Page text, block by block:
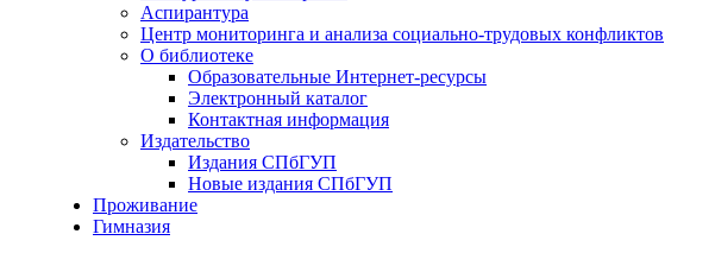
Аспирантура
Центр мониторинга и анализа социально-трудовых конфликтов
О библиотеке
Образовательные Интернет-ресурсы
Электронный каталог
Контактная информация
Издательство
Издания СПбГУП
Новые издания СПбГУП
Проживание
Гимназия